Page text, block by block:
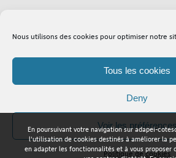
Nous utilisons des cookies pour optimiser notre
Tous les cookies
Deny
Voir les
Politique de cookies
Lexique
Adapei Nouelles Côtes d'Armor ©
En poursuivant votre navigation sur adapei-
l'utilisation de cookies destinés à améliorer la
en adapter les fonctionnalités et à vous proposer